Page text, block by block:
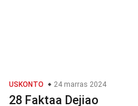
USKONTO 24 marras 2024
28 Faktaa Dejiao